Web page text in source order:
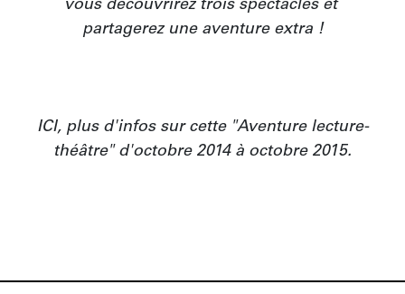
vous découvrirez trois spectacles et
partagerez une aventure extra !
ICI, plus d'infos sur cette "Aventure lecture-
théâtre" d'octobre 2014 à octobre 2015.